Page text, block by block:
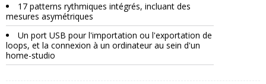
17 patterns rythmiques intégrés, incluant des
mesures asymétriques
Un port USB pour l'importation ou l'exportation de
loops, et la connexion à un ordinateur au sein d'un
home-studio